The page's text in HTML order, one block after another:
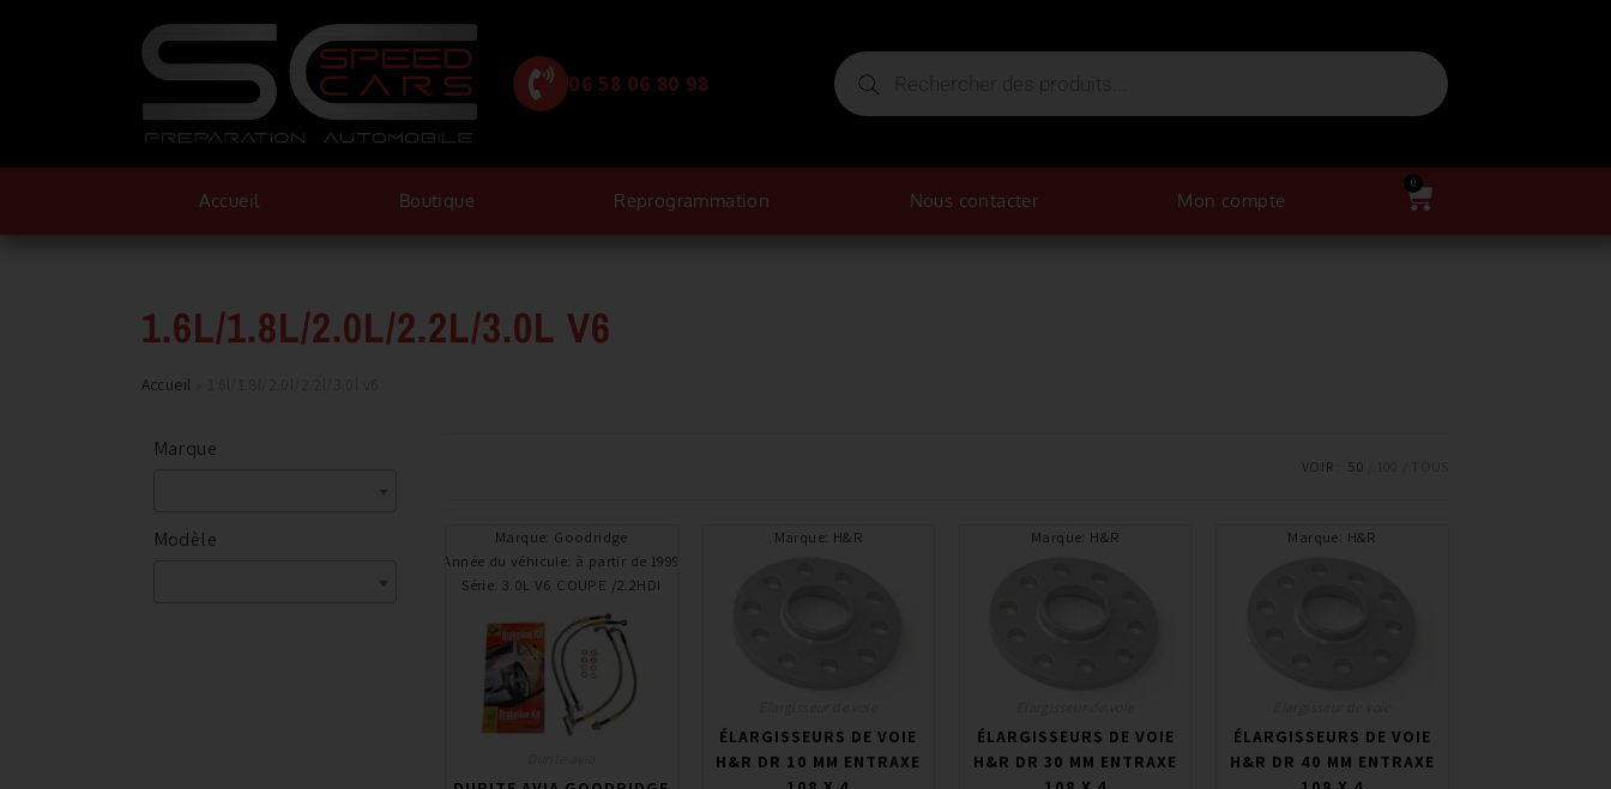
06 58 06 80 98
Accueil Boutique Reprogrammation Nous contacter Mon compte
0
1.6L/1.8L/2.0L/2.2L/3.0L V6
Accueil
Marque
Modèle
VOIR : 50
Marque: Goodridge
Année du véhicule: à partir de 1999
Série: 3.0L V6 COUPE /2.2HDI
Marque: H&R
ÉLARGISSEURS DE VOIE
H&R DR 10 MM ENTRAXE
Marque: H&R
ÉLARGISSEURS DE VOIE
H&R DR 30 MM ENTRAXE
Marque: H&R
ÉLARGISSEURS DE VOIE
H&R DR 40 MM ENTRAXE